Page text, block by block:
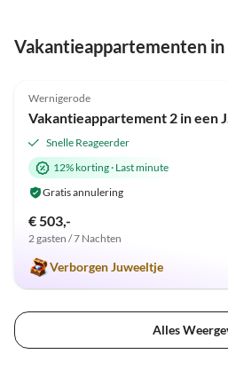
Vakantieappartementen
Wernigerode
Snelle Reageerder
12% korting· Last minute
Gratis annulering
€ 503,-
2 gasten / 7 Nachten
Verborgen Juweeltje
Alles